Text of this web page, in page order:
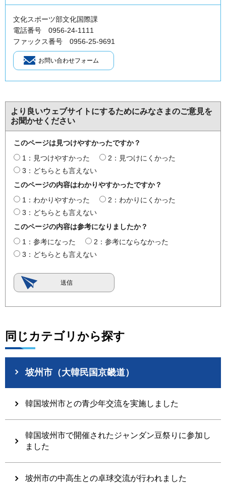
文化スポーツ部文化国際課
電話番号 0956-24-1111
ファックス番号 0956-25-9691
より良いウェブサイトにするためにみなさまのご意見を
お聞かせください
このページは見つけやすかったですか？
1：見つけやすかった
2：見つけにくかった
3：どちらとも言えない
このページの内容はわかりやすかったですか？
1：わかりやすかった
2：わかりにくかった
3：どちらとも言えない
このページの内容は参考になりましたか？
1：参考になった
2：参考にならなかった
3：どちらとも言えない
同じカテゴリから探す
坡州市（大韓民国京畿道）
韓国坡州市との青少年交流を実施しました
韓国坡州市で開催されたジャンダン豆祭りに参加し
ました
坡州市の中高生との卓球交流が行われました